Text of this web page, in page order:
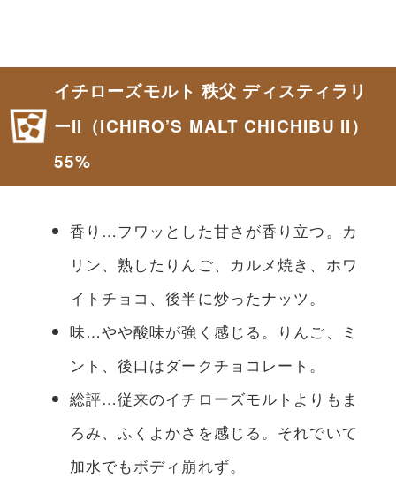
イチローズモルト 秩父 ディスティラリ
ーII（ICHIRO’S MALT CHICHIBU II）
55%
香り…フワッとした甘さが香り立つ。カ
リン、熟したりんご、カルメ焼き、ホワ
イトチョコ、後半に炒ったナッツ。
味…やや酸味が強く感じる。りんご、ミ
ント、後口はダークチョコレート。
総評…従来のイチローズモルトよりもま
ろみ、ふくよかさを感じる。それでいて
加水でもボディ崩れず。